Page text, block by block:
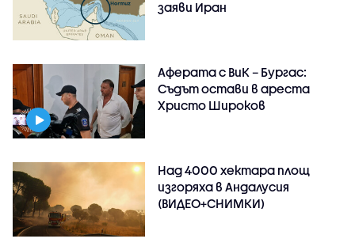
заяви Иран
Аферата с ВиК – Бургас:
Съдът остави в ареста
Христо Широков
Над 4000 хектара площ
изгоряха в Андалусия
(ВИДЕО+СНИМКИ)